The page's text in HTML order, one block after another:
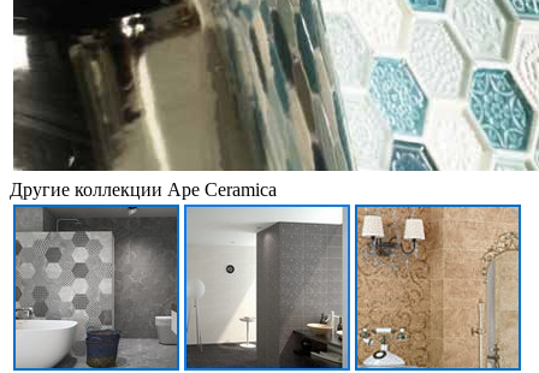
Другие коллекции Ape Ceramica